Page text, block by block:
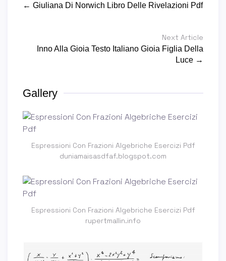
← Giuliana Di Norwich Libro Delle Rivelazioni Pdf
Next Article
Inno Alla Gioia Testo Italiano Gioia Figlia Della
Luce →
Gallery
Espressioni Con Frazioni Algebriche Esercizi Pdf
duniamaisasdfaf.blogspot.com
Espressioni Con Frazioni Algebriche Esercizi Pdf
rupertmallin.info